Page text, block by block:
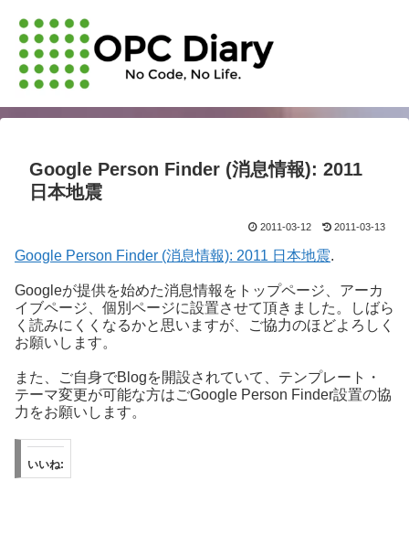
Google Person Finder (消息情報): 2011
日本地震
2011-03-12 2011-03-13
Google Person Finder (消息情報): 2011 日本地震.
Googleが提供を始めた消息情報をトップページ、アーカ
イブページ、個別ページに設置させて頂きました。しばら
く読みにくくなるかと思いますが、ご協力のほどよろしく
お願いします。
また、ご自身でBlogを開設されていて、テンプレート・
テーマ変更が可能な方はごGoogle Person Finder設置の協
力をお願いします。
いいね: